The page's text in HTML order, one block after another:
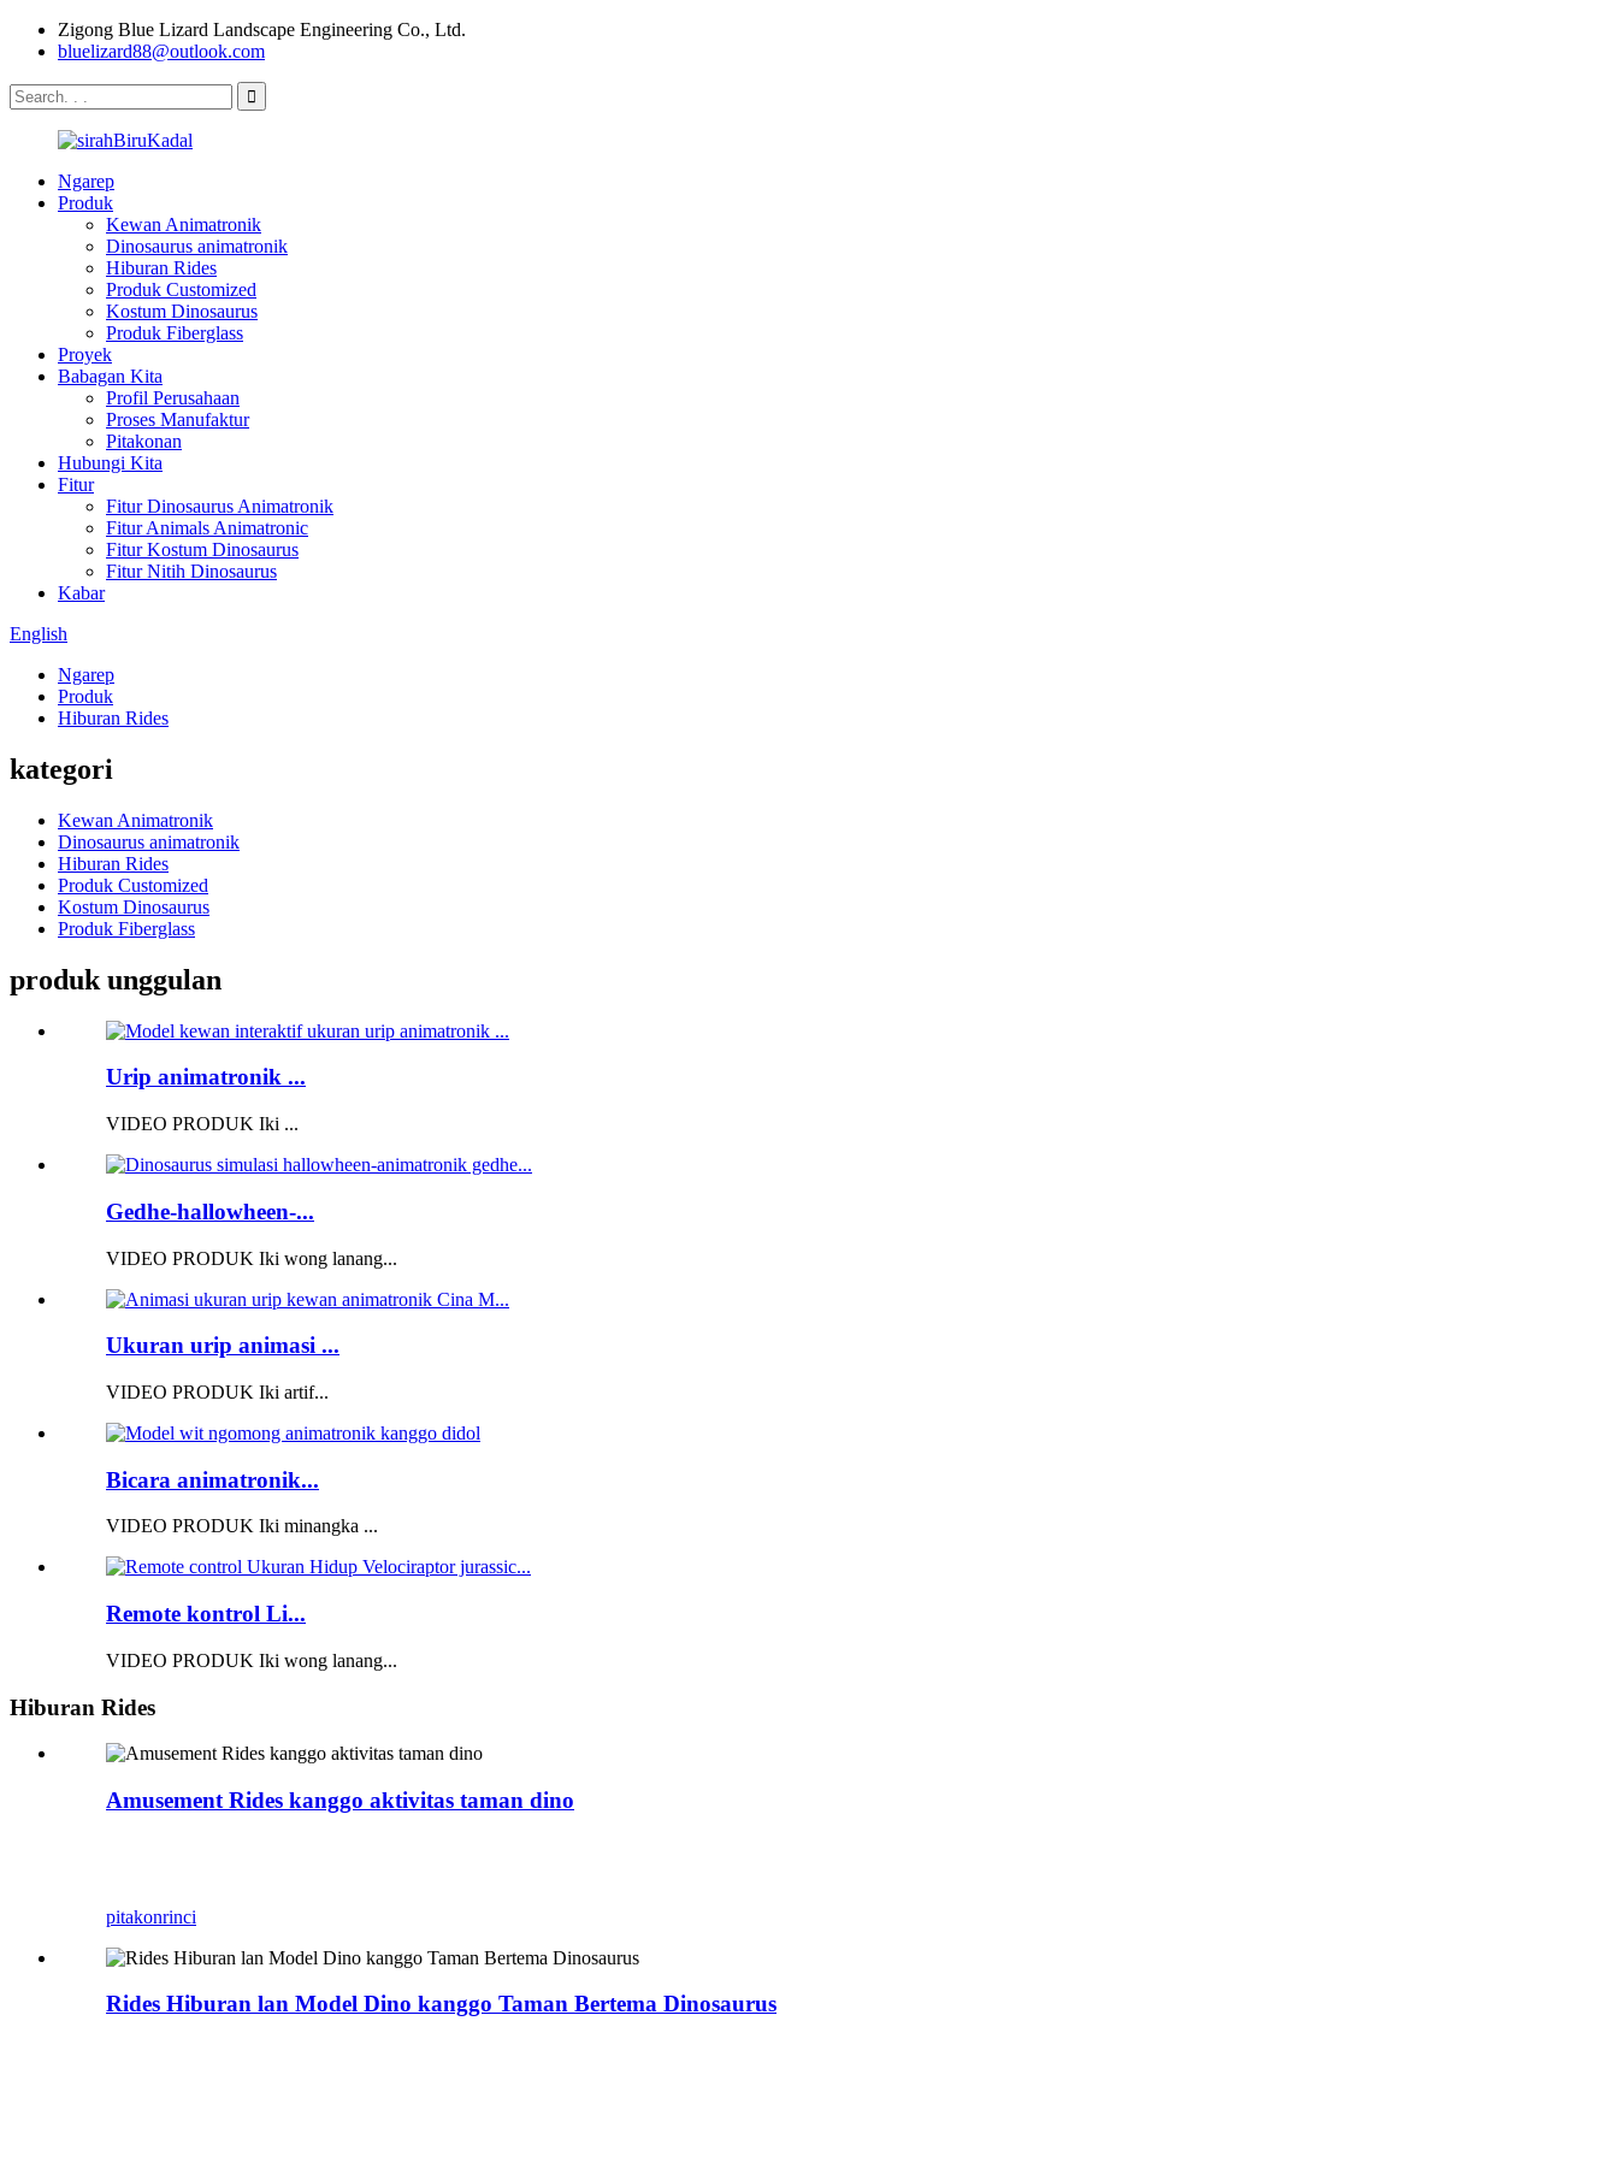
Zigong Blue Lizard Landscape Engineering Co., Ltd.
bluelizard88@outlook.com
Ngarep
Produk
Kewan Animatronik
Dinosaurus animatronik
Hiburan Rides
Produk Customized
Kostum Dinosaurus
Produk Fiberglass
Proyek
Babagan Kita
Profil Perusahaan
Proses Manufaktur
Pitakonan
Hubungi Kita
Fitur
Fitur Dinosaurus Animatronik
Fitur Animals Animatronic
Fitur Kostum Dinosaurus
Fitur Nitih Dinosaurus
Kabar
English
Ngarep
Produk
Hiburan Rides
kategori
Kewan Animatronik
Dinosaurus animatronik
Hiburan Rides
Produk Customized
Kostum Dinosaurus
Produk Fiberglass
produk unggulan
Urip animatronik ...
VIDEO PRODUK Iki ...
Gedhe-hallowheen-...
VIDEO PRODUK Iki wong lanang...
Ukuran urip animasi ...
VIDEO PRODUK Iki artif...
Bicara animatronik...
VIDEO PRODUK Iki minangka ...
Remote kontrol Li...
VIDEO PRODUK Iki wong lanang...
Hiburan Rides
Amusement Rides kanggo aktivitas taman dino
pitakonrinci
Rides Hiburan lan Model Dino kanggo Taman Bertema Dinosaurus